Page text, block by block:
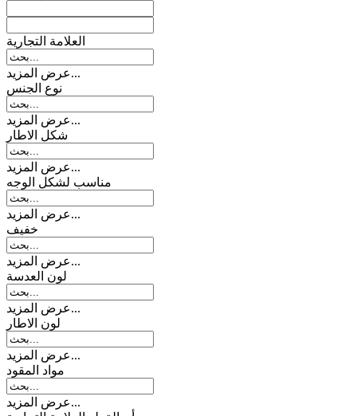
العلامة التجارية
عرض المزيد...
نوع الجنس
عرض المزيد...
شکل الاطار
عرض المزيد...
مناسب لشكل الوجه
عرض المزيد...
خفیف
عرض المزيد...
لون العدسة
عرض المزيد...
لون الاطار
عرض المزيد...
مواد المقود
عرض المزيد...